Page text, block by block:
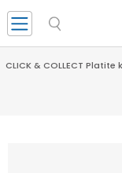
CLICK & COLLECT